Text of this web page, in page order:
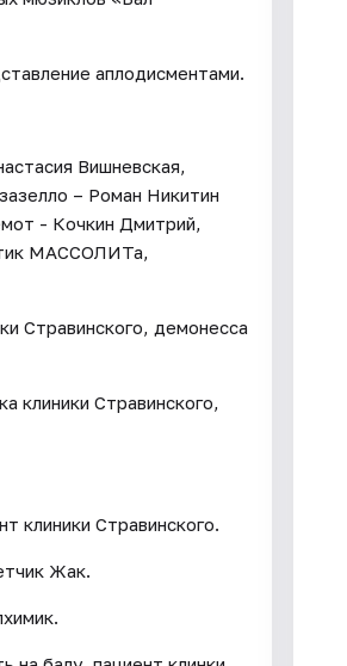
аплодисментами.
Вишневская,
– Роман Никитин
- Кочкин Дмитрий,
МАССОЛИТа,
Стравинского, демонесса
Стравинского,
клиники Стравинского.
Жак.